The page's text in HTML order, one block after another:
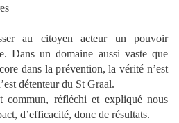
au citoyen acteur un pouvoir
Dans un domaine aussi vaste que
dans la prévention, la vérité n’est
détenteur du St Graal.
commun, réfléchi et expliqué nous
d’efficacité, donc de résultats.